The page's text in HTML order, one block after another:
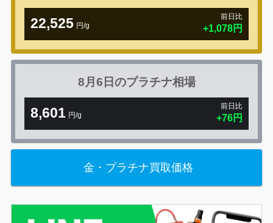
22,525 円/g
前日比
+1,078円
8月6日のプラチナ相場
8,601 円/g
前日比
+76円
金・プラチナ買取価格